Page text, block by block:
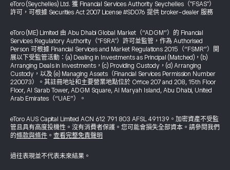
eToro (Seychelles) Ltd. 獲 Financial Services Authority Seychelles（"FSAS"）
許可，可根據 Securities Act 2007 License #SD076 提供 broker-dealer 服務
eToro (ME) Limited 由 Abu Dhabi Global Market（“ADGM”）的 Financial
Services Regulatory Authority（"FSRA"）許可並監管，作為 Authorised
Person 可根據 Financial Services and Market Regulations 2015（“FSMR”）開
展以下受監管活動：(a) Dealing in Investments as Principal (Matched)，(b)
Arranging Deals in Investments，(c) Providing Custody，(d) Arranging
Custody，以及 (e) Managing Assets（Financial Services Permission Number
220073）。其註冊地址和主要營業地點位於 Office 207 and 208, 15th Floor
Floor, Al Sarab Tower, ADGM Square, Al Maryah Island, Abu Dhabi, United
Arab Emirates（“UAE”）。
eToro AUS Capital Limited ACN 612 791 803 AFSL 491139。加密資產不受監
管且具有高度投機性。沒有消費者保護。您可能會損失全部資本。請參閱我們
的條款與條件 。 查看完整免責聲明
過往表現並不代表未來結果。